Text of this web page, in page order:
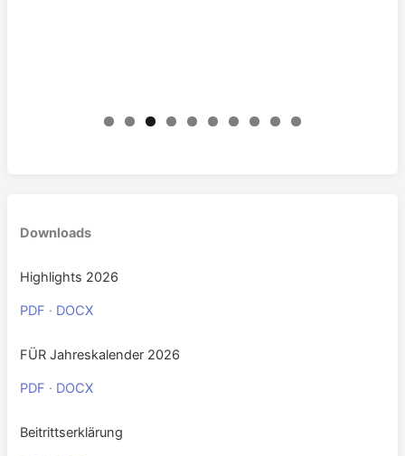
Downloads
Highlights 2026
PDF · DOCX
FÜR Jahreskalender 2026
PDF · DOCX
Beitrittserklärung